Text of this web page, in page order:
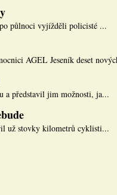
půlnoci vyjížděli policisté ...
AGEL Jeseník deset
a představil jim možnosti, ja...
už stovky kilometrů cyklisti...